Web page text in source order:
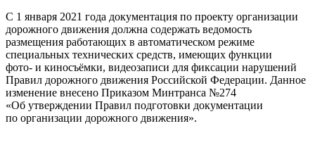
С 1 января 2021 года документация по проекту организации
дорожного движения должна содержать ведомость
размещения работающих в автоматическом режиме
специальных технических средств, имеющих функции
фото- и киносъёмки, видеозаписи для фиксации нарушений
Правил дорожного движения Российской Федерации. Данное
изменение внесено Приказом Минтранса №274
«Об утверждении Правил подготовки документации
по организации дорожного движения».